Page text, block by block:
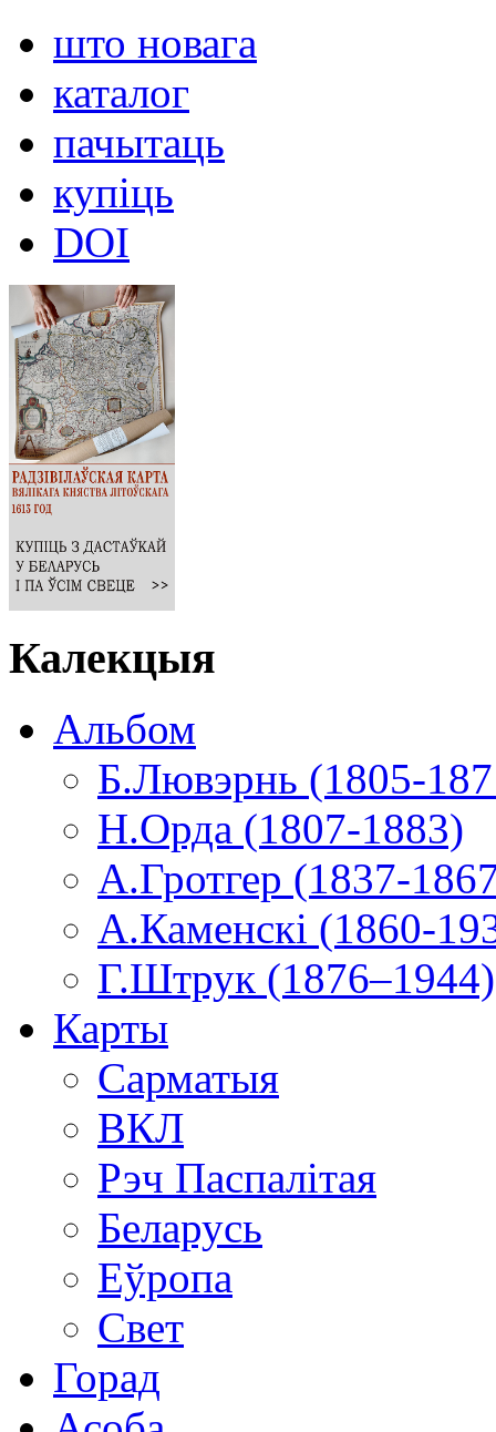
што новага
каталог
пачытаць
купіць
DOI
Калекцыя
Альбом
Б.Лювэрнь (1805-
Н.Орда (1807-1883)
А.Гротгер (1837-
А.Каменскі (1860-
Г.Штрук (1876–1944)
Карты
Сарматыя
ВКЛ
Рэч Паспалітая
Беларусь
Еўропа
Свет
Горад